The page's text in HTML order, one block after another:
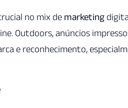
no mix de marketing
Outdoors, anúncios
e reconhecimento,